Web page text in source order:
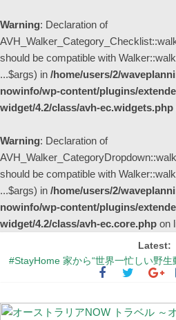
Warning: Declaration of
should be compatible with
...$args) in /home/users/2/
nowinfo/wp-content/plugins/
widget/4.2/class/avh-ec.widgets.php
Warning: Declaration of
should be compatible with
...$args) in /home/users/2/
nowinfo/wp-content/plugins/
widget/4.2/class/avh-ec.core.php on
Latest:
#StayHome 家から“世界一忙しい野生
ベントに参加しよう！
シドニーの街中が幻想的な紫色に染